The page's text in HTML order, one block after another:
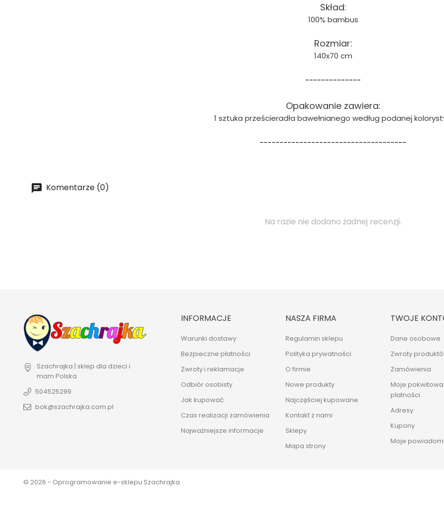
Skład:
100% bambus
Rozmiar:
140x70 cm
--------------
Opakowanie zawiera:
1 sztuka prześcieradła bawełnianego według podanej
-------------------------------------
Komentarze (0)
Na razie nie dodano żadnej recenzji.
Szachrajka | sklep dla dzieci i
mam Polska
504525299
bok@szachrajka.com.pl
INFORMACJE
Warunki dostawy
Bezpieczne płatności
Zwroty i reklamacje
Odbiór osobisty
Jak kupować
Czas realizacji zamówienia
Najważniejsze informacje
NASZA FIRMA
Regulamin sklepu
Polityka prywatności
O firmie
Nowe produkty
Najczęściej kupowane
Kontakt z nami
Sklepy
Mapa strony
TWOJE
Dane osobowe
Zwroty
Zamówienia
Moje
płatności
Adresy
Kupony
Moje
© 2026 - Oprogramowanie e-sklepu Szachrajka